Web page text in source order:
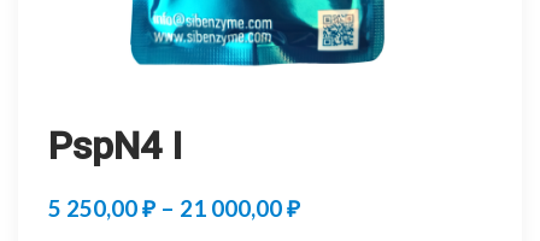
PspN4 I
5 250,00₽ – 21 000,00₽Диапазон